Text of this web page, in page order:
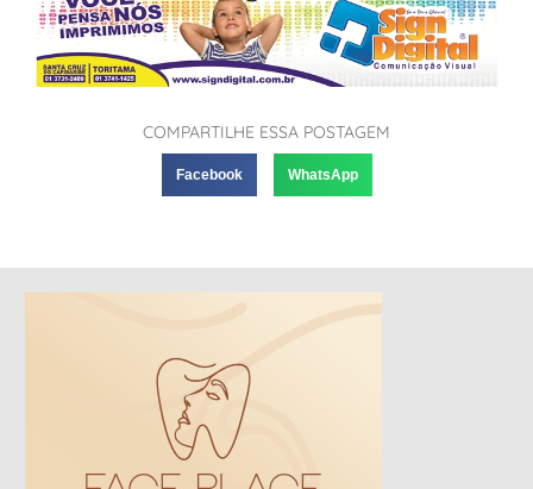
COMPARTILHE ESSA POSTAGEM
Facebook WhatsApp